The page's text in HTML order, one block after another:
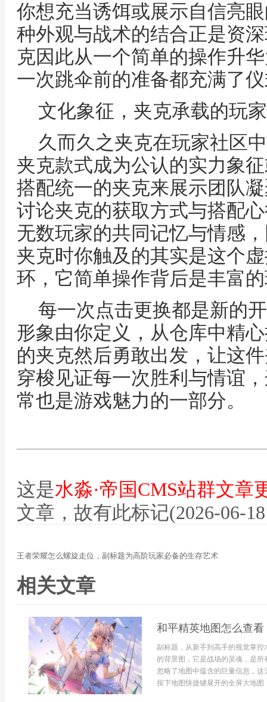
你想充当诱饵或展示自信亮
种外观与战术的结合正是资
克因此从一个简单的操作升
一次跳伞前的准备都充满了
文化象征，夹克承载的玩
久而久之夹克在玩家社区
夹克款式成为公认的实力象
搭配统一的夹克来展示团队
讨论夹克的获取方式与搭配
无数玩家的共同记忆与情感
夹克时你触及的其实是这个
环，它简单操作背后是丰富
每一次点击更换都是新的
形象由你定义，从仓库中精
的夹克然后勇敢出发，让这
穿梭见证每一次胜利与情谊
常也是游戏魅力的一部分。
这是水淼·帝国CMS站群文章
文章，故有此标记(2026-06-
王者荣耀怎么螺旋走位，副标题为高阶玩家必备的生存艺术
相关文章
和平精英地图怎么查
副标题，从新手到高手的视觉掌
的背景图，它是战场的灵魂，是
忽略了地图中蕴含的巨量信息，
按下地图快捷键展开的全屏大地图